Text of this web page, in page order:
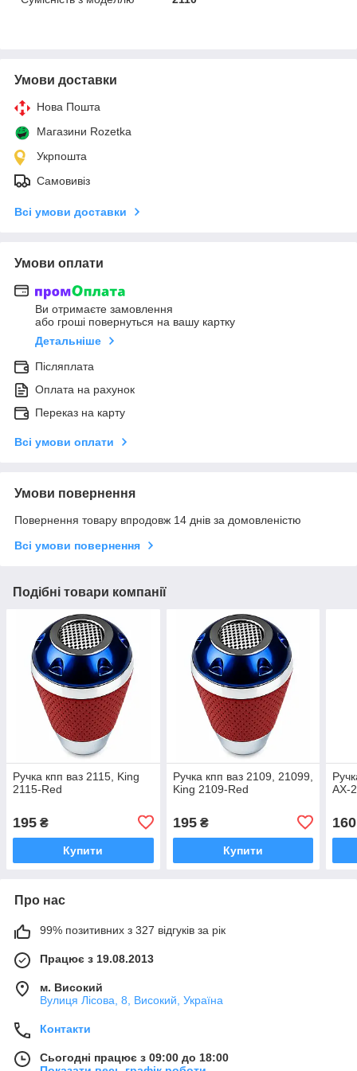
Умови доставки
Нова Пошта
Магазини Rozetka
Укрпошта
Самовивіз
Всі умови доставки
Умови оплати
Ви отримаєте замовлення
або гроші повернуться на вашу картку
Детальніше
Післяплата
Оплата на рахунок
Переказ на карту
Всі умови оплати
Умови повернення
Повернення товару впродовж 14 днів за домовленістю
Всі умови повернення
Подібні товари компанії
Ручка кпп ваз 2115, King
2115-Red
195 ₴
Купити
Ручка кпп ваз 2109, 21099,
King 2109-Red
195₴
Купити
AX-
160
Про нас
99% позитивних з 327 відгуків за рік
Працює з 19.08.2013
м. Високий
Вулиця Лісова, 8, Високий, Україна
Контакти
Сьогодні працює з 09:00 до 18:00